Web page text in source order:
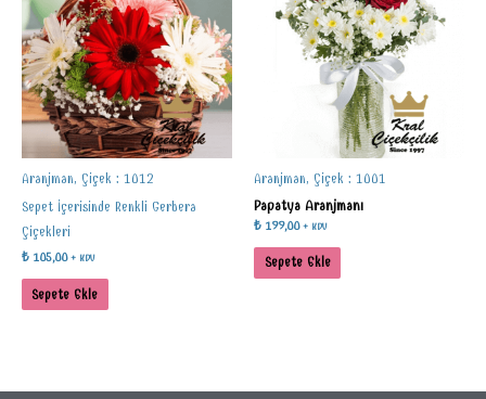
Aranjman, Çiçek : 1012
Sepet İçerisinde Renkli Gerbera
Çiçekleri
₺105,00 + KDV
Sepete Ekle
Aranjman, Çiçek : 1001
Papatya Aranjmanı
₺ 199,00 + KDV
Sepete Ekle